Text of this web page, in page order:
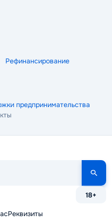
Рефинансирование
предпринимательства
18+
Реквизиты